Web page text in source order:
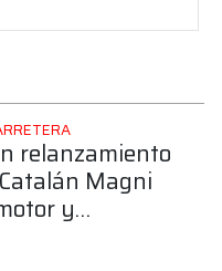
relanzamiento
Magni
y